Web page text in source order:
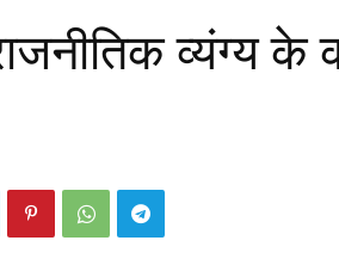
व्यंग्य